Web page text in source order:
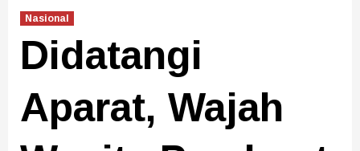
Nasional
Didatangi
Aparat, Wajah